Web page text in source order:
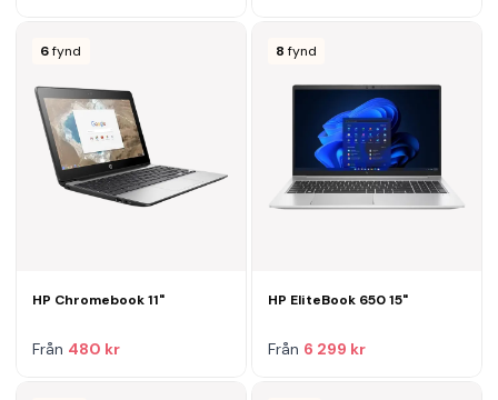
6 fynd
HP Chromebook 11"
Från 480 kr
8 fynd
HP EliteBook 650 15"
Från 6 299 kr